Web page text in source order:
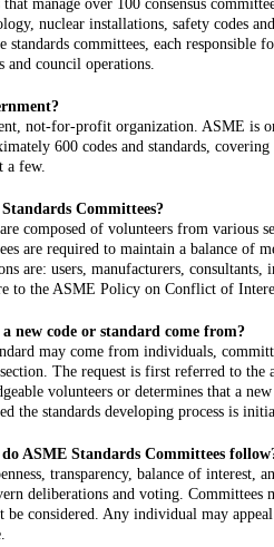
manage over 100 consensus
nuclear installations, safety codes
standards committees, each
and council operations.
not-for-profit organization. ASME is
600 codes and standards,
a few.
Committees?
composed of volunteers from
are required to maintain a balance of
are: users, manufacturers,
to the ASME Policy on Conflict of
new code or standard come from?
may come from individuals,
The request is first referred to the
volunteers or determines that a
the standards developing process is
ASME Standards Committees
transparency, balance of interest,
deliberations and voting.
be considered. Any individual may